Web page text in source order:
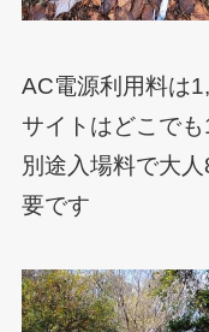
AC電源利用料は
サイトはどこでも
別途入場料で大
要です